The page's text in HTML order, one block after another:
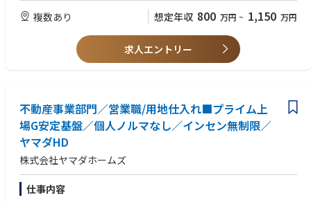
複数あり 想定年収 800 万円 ~ 1,150 万円
求人エントリー
不動産事業部門／営業職/用地仕入れ■プライム上
場G安定基盤／個人ノルマなし／インセン無制限／
ヤマダHD
株式会社ヤマダホームズ
仕事内容